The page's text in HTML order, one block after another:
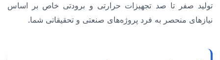
تولید صفر تا صد تجهیزات حرارتی و برودتی خاص بر اساس
نیازهای منحصر به فرد پروژه‌های صنعتی و تحقیقاتی شما.